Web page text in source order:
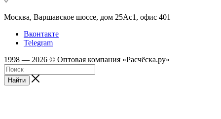
Москва, Варшавское шоссе, дом 25Аc1, офис 401
Вконтакте
Telegram
1998 — 2026 © Оптовая компания «Расчёска.ру»
Найти